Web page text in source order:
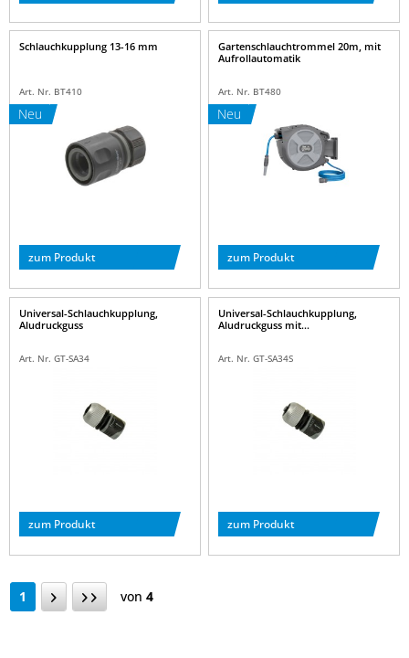
Neu
Schlauchkupplung 13-16 mm
Art. Nr. BT410
zum Produkt
Neu
Gartenschlauchtrommel 20m, mit
Aufrollautomatik
Art. Nr. BT480
zum Produkt
Universal-Schlauchkupplung,
Aludruckguss
Art. Nr. GT-SA34
zum Produkt
Universal-Schlauchkupplung,
Aludruckguss mit...
Art. Nr. GT-SA34S
zum Produkt
1 von 4